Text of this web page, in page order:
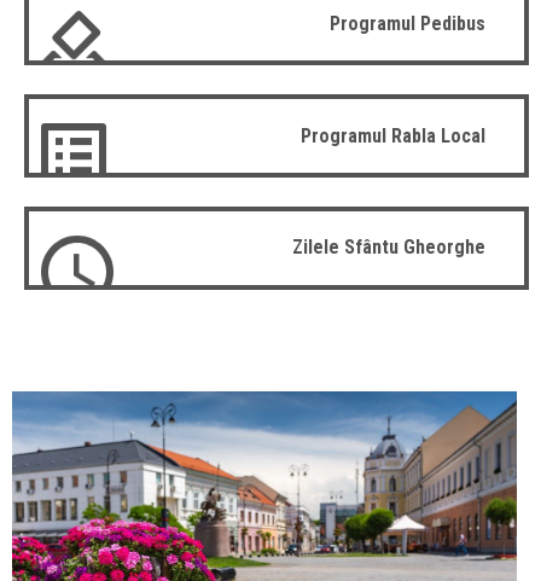
Programul Pedibus
Programul Rabla Local
Zilele Sfântu Gheorghe